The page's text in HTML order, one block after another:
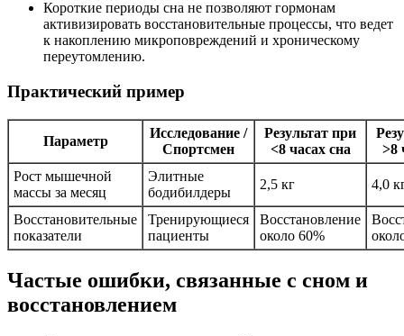
Короткие периоды сна не позволяют гормонам
активизировать восстановительные процессы, что ведет
к накоплению микроповреждений и хроническому
переутомлению.
Практический пример
Параметр
Исследование /
Спортсмен
Результат при
<8 часах сна
>8
Рост мышечной
массы за месяц
Элитные
бодибилдеры
2,5 кг 4,0
Восстановительные
показатели
Тренирующиеся
пациенты
Восстановление
около 60%
Частые ошибки, связанные с сном и
восстановлением